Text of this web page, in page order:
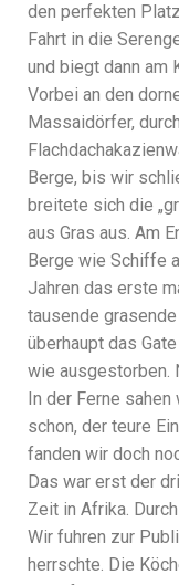
den perfekten
Fahrt in die
und biegt dann am
Vorbei an den
Massaidörfer,
Berge, bis wir
breitete sich die
aus Gras aus. Am
Berge wie Schiffe
Jahren das erste
tausende
überhaupt das
wie ausgestorben.
In der Ferne
schon, der teure
fanden wir doch
Das war erst der
Zeit in Afrika.
Wir fuhren zur
herrschte. Die